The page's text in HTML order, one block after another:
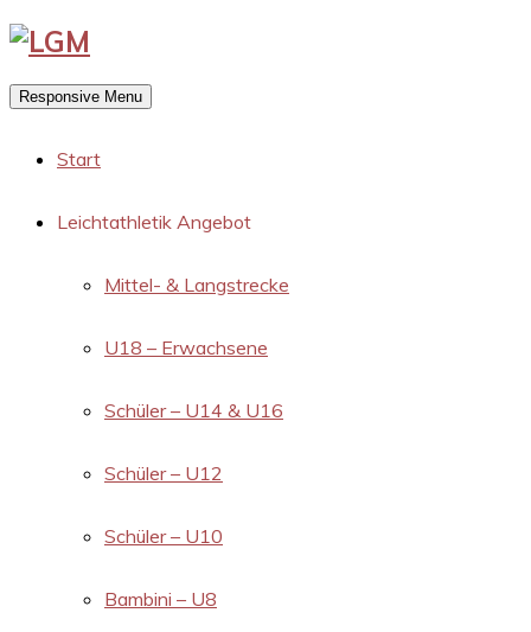
Responsive Menu
Start
Leichtathletik Angebot
Mittel- & Langstrecke
U18 – Erwachsene
Schüler – U14 & U16
Schüler – U12
Schüler – U10
Bambini – U8